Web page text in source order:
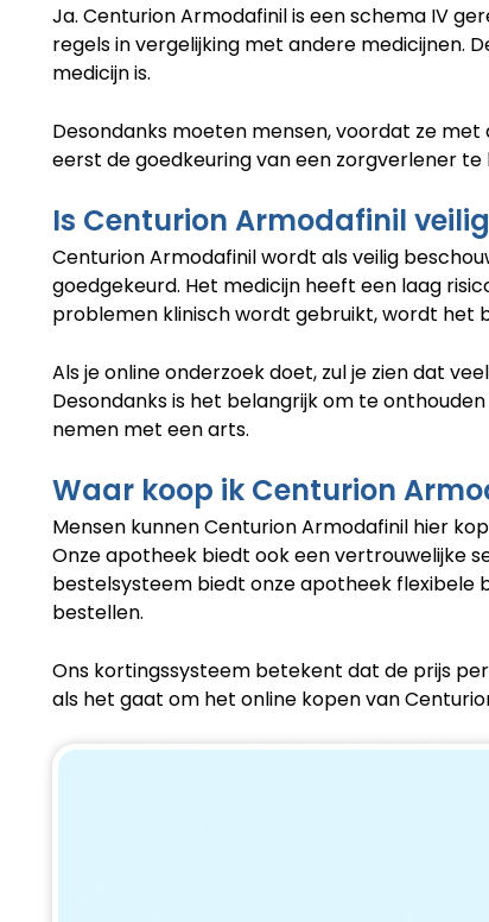
Ja. Centurion Armodafinil is een schema IV
regels in vergelijking met andere medicijnen.
medicijn is.
Desondanks moeten mensen, voordat ze
eerst de goedkeuring van een zorgverlener
Is Centurion Armodafinil
Centurion Armodafinil wordt als veilig
goedgekeurd. Het medicijn heeft een laag
problemen klinisch wordt gebruikt, wordt het
Als je online onderzoek doet, zul je zien dat
Desondanks is het belangrijk om te
nemen met een arts.
Waar koop ik Centurion
Mensen kunnen Centurion Armodafinil hier
Onze apotheek biedt ook een vertrouwelijke
bestelsysteem biedt onze apotheek flexibele
bestellen.
Ons kortingssysteem betekent dat de prijs
als het gaat om het online kopen van